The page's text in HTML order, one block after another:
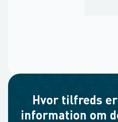
Hvor tilfreds
information om